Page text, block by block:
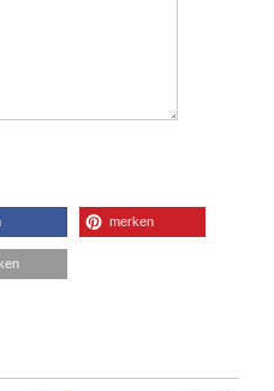
merken